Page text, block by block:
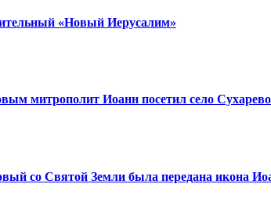
«Новый Иерусалим»
митрополит Иоанн посетил село Сухарево
со Святой Земли была передана икона